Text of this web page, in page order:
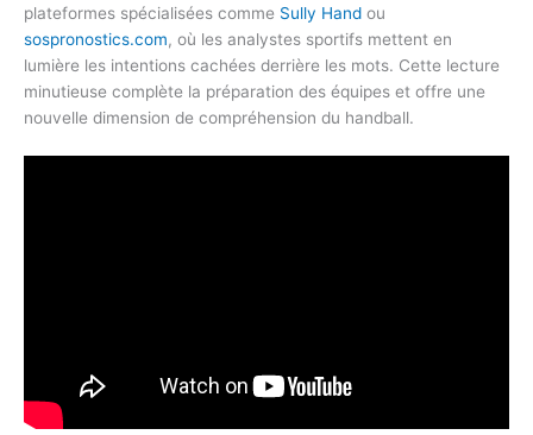
plateformes spécialisées comme Sully Hand ou
sospronostics.com, où les analystes sportifs mettent en
lumière les intentions cachées derrière les mots. Cette lecture
minutieuse complète la préparation des équipes et offre une
nouvelle dimension de compréhension du handball.